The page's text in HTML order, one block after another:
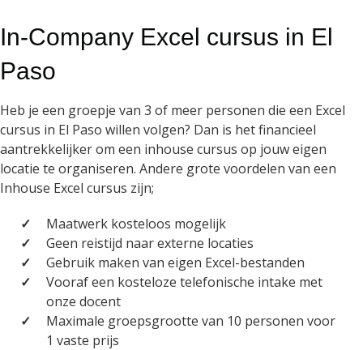
In-Company Excel cursus in El
Paso
Heb je een groepje van 3 of meer personen die een Excel
cursus in El Paso willen volgen? Dan is het financieel
aantrekkelijker om een inhouse cursus op jouw eigen
locatie te organiseren. Andere grote voordelen van een
Inhouse Excel cursus zijn;
Maatwerk kosteloos mogelijk
Geen reistijd naar externe locaties
Gebruik maken van eigen Excel-bestanden
Vooraf een kosteloze telefonische intake met
onze docent
Maximale groepsgrootte van 10 personen voor
1 vaste prijs